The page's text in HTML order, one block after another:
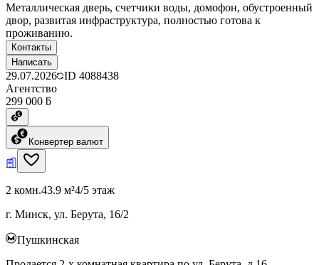
Металлическая дверь, счетчики воды, домофон, обустроенный
двор, развитая инфраструктура, полностью готова к
проживанию.
Контакты
Написать
29.07.2026 ID 4088438
Агентство
299 000 ƃ
Конвертер валют
2 комн.43.9 м²4/5 этаж
г. Минск, ул. Берута, 16/2
Пушкинская